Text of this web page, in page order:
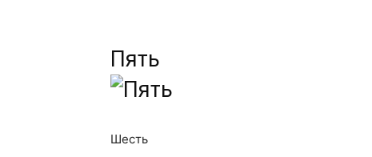
Пять
Шесть